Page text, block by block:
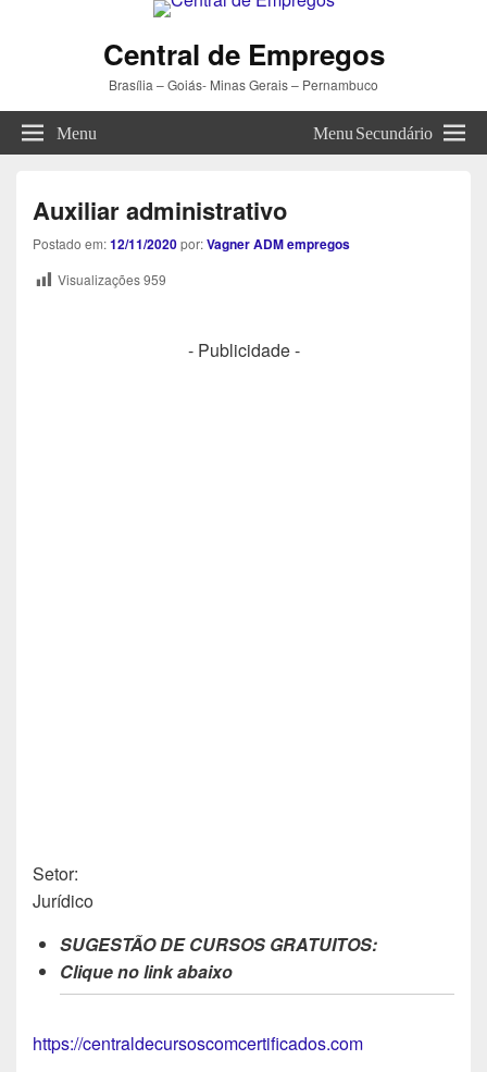
Central de Empregos
Brasília – Goiás- Minas Gerais – Pernambuco
Menu Menu Secundário
Auxiliar administrativo
Postado em:12/11/2020por:Vagner ADM empregos
Visualizações959
- Publicidade -
Setor:
Jurídico
SUGESTÃO DE CURSOS GRATUITOS:
Clique no link abaixo
https://centraldecursoscomcertificados.com